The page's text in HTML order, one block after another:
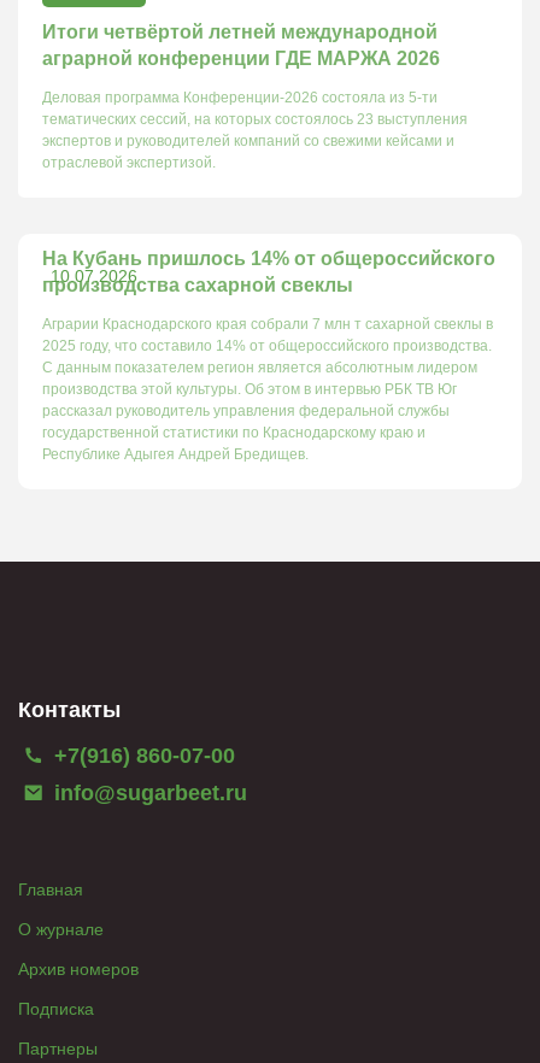
Итоги четвёртой летней международной
аграрной конференции ГДЕ МАРЖА 2026
Деловая программа Конференции-2026 состояла из 5-ти
тематических сессий, на которых состоялось 23 выступления
экспертов и руководителей компаний со свежими кейсами и
отраслевой экспертизой.
10.07.2026
На Кубань пришлось 14% от общероссийского
производства сахарной свеклы
Аграрии Краснодарского края собрали 7 млн т сахарной свеклы в
2025 году, что составило 14% от общероссийского производства.
С данным показателем регион является абсолютным лидером
производства этой культуры. Об этом в интервью РБК ТВ Юг
рассказал руководитель управления федеральной службы
государственной статистики по Краснодарскому краю и
Республике Адыгея Андрей Бредищев.
Контакты
+7(916) 860-07-00
info@sugarbeet.ru
Главная
О журнале
Архив номеров
Подписка
Партнеры